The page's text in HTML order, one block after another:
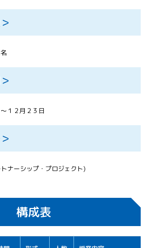
１２月２３日
ナーシップ・プロジェクト)
構成表